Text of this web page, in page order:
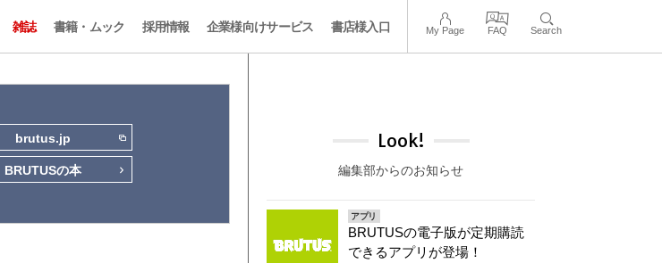
雑誌 書籍・ムック 採用情報 企業様向けサービス 書店様入口 My Page FAQ Search
brutus.jp
BRUTUSの本
Look!
編集部からのお知らせ
アプリ
BRUTUSの電子版が定期購読
できるアプリが登場！